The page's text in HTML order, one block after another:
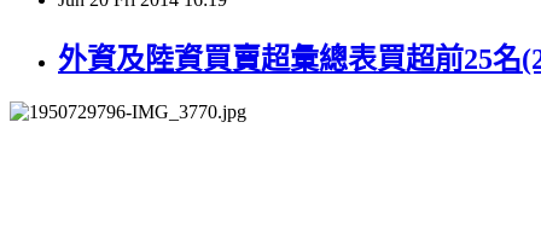
外資及陸資買賣超彙總表買超前25名